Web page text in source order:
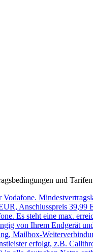
und
Anschlusspreis
Es steht eine max.
von Ihrem Endgerät
Mailbox-
erfolgt, z.B.